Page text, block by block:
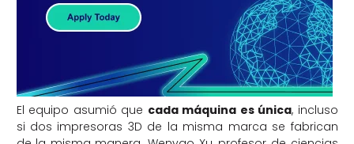
El equipo asumió que cada máquina es única, incluso
si dos impresoras 3D de la misma marca se fabrican